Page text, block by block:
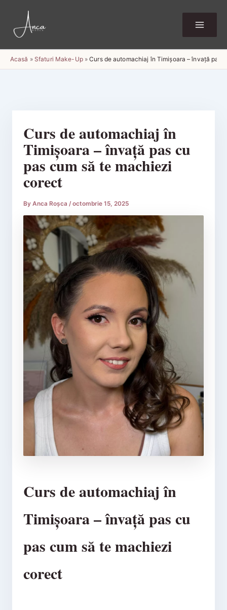
content
Acasă » Sfaturi Make-Up»Curs de automachiaj în Timișoara – învață pas
Curs de automachiaj în
Timișoara – învață pas cu
pas cum să te machiezi
corect
By Anca Roșca /octombrie 15, 2025
Curs de automachiaj în
Timișoara – învață pas cu
pas cum să te machiezi
corect